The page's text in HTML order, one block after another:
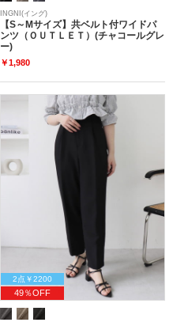
INGNI(イング)
【S～Mサイズ】共ベルト付ワイドパ
ンツ（ＯＵＴＬＥＴ）(チャコールグレ
ー)
￥1,980
2点￥2200
49％OFF